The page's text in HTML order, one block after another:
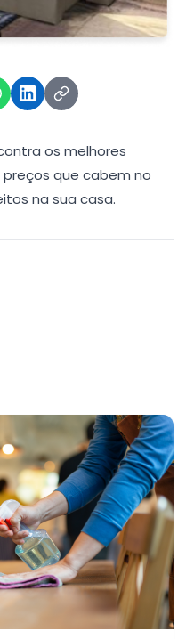
os melhores
que cabem no
na sua casa.